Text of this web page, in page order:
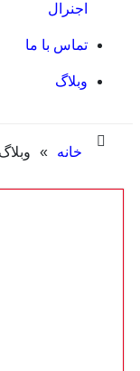
اجنرال
تماس با ما
وبلاگ
خانه » وبلاگ